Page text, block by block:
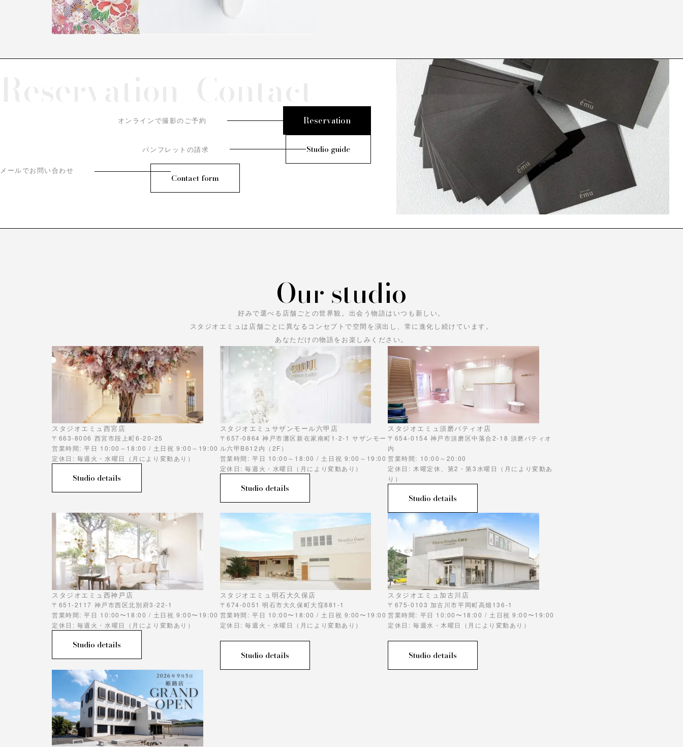
オンラインで撮影のご予約 Reservation
パンフレットの請求 Studio guide
メールでお問い合わせ
Contact form
Our studio
好みで選べる店舗ごとの世界観。 出会う物語はいつも新しい。
スタジオエミュは店舗ごとに異なるコンセプトで空間を演出し、常に進化し続けています。
あなただけの物語をお楽しみください。
スタジオエミュ西宮店
〒663-8006 西宮市段上町6-20-25
営業時間: 平日 10:00～18:00 / 土日祝 9:00～19:00
定休日: 毎週火・水曜日（月により変動あり）
Studio details
スタジオエミュサザンモール六甲店
〒657-0864 神戸市灘区新在家南町1-2-1 サザンモー
ル六甲B612内（2F）
営業時間: 平日 10:00～18:00 / 土日祝 9:00～19:00
定休日: 毎週火・水曜日（月により変動あり）
Studio details
スタジオエミュ須磨パティオ店
〒654-0154 神戸市須磨区中落合2-18 須磨パティオ
内
営業時間: 10:00～20:00
定休日: 木曜定休、第2・第3水曜日（月により変動あ
り）
Studio details
スタジオエミュ西神戸店
〒651-2117 神戸市西区北別府3-22-1
営業時間: 平日 10:00〜18:00 / 土日祝 9:00〜19:00
定休日: 毎週火・水曜日（月により変動あり）
Studio details
スタジオエミュ明石大久保店
〒674-0051 明石市大久保町大窪881-1
営業時間: 平日 10:00〜18:00 / 土日祝 9:00〜19:00
定休日: 毎週火・水曜日（月により変動あり）
Studio details
スタジオエミュ加古川店
〒675-0103 加古川市平岡町高畑136-1
営業時間: 平日 10:00〜18:00 / 土日祝 9:00〜19:00
定休日: 毎週水・木曜日（月により変動あり）
Studio details